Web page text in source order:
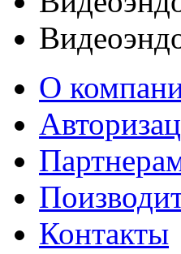
О
Контакты